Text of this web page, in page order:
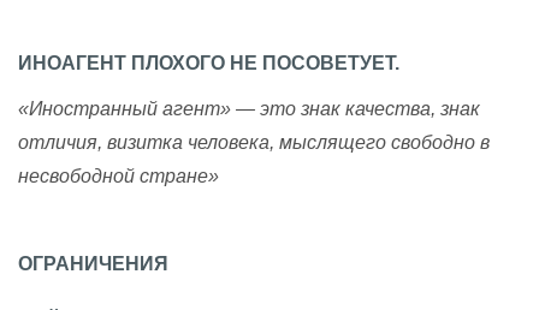
ИНОАГЕНТ ПЛОХОГО НЕ ПОСОВЕТУЕТ.
«Иностранный агент» — это знак качества, знак
отличия, визитка человека, мыслящего свободно в
несвободной стране»
ОГРАНИЧЕНИЯ